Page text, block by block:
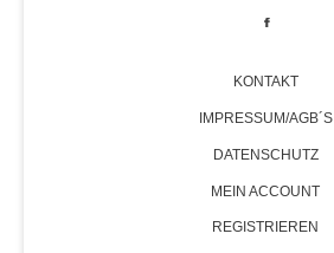
KONTAKT
IMPRESSUM/AGB´S
DATENSCHUTZ
MEIN ACCOUNT
REGISTRIEREN